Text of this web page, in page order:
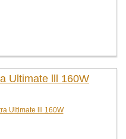
Ultimate lll 160W